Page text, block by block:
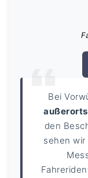
Bei
außerorts
den
sehen wir